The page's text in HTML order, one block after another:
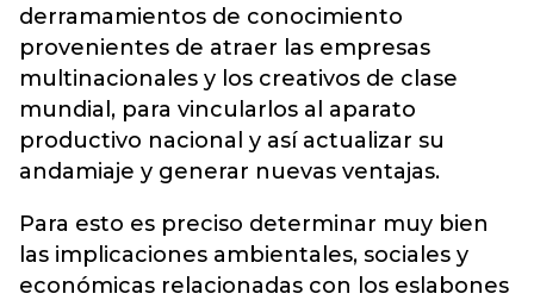
derramamientos de conocimiento
provenientes de atraer las empresas
multinacionales y los creativos de clase
mundial, para vincularlos al aparato
productivo nacional y así actualizar su
andamiaje y generar nuevas ventajas.
Para esto es preciso determinar muy bien
las implicaciones ambientales, sociales y
económicas relacionadas con los eslabones